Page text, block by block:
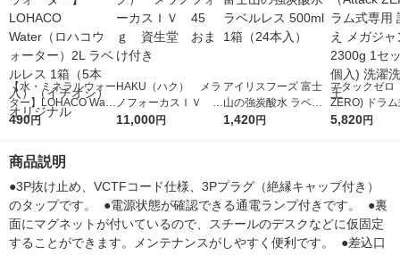
【水・ミネラルウォー
ター】LOHACO Wate
r（ロハコウォータ
シ） オリジナル
490円
HAKU（ハク） メラ
ノフォーカスＩＶ 4
5ｇ 資生堂 おまけ
11,000円
アイリスフーズ 富士
山の強炭酸水 ラベル
レス 500ml 1箱（24
1,420円
アタックゼロ
ZERO) ドラ
詰め替え メガ
5,820円
商品説明
●3P抜け止め、VCTFコード仕様、3Pプラグ（絶縁キャップ付き）
のタップです。  ●電源状態が確認できる通電ランプ付きです。  ●裏
面にマグネットが付いているので、スチールのデスクなどに仮固定
することができます。メンテナンスがしやすく便利です。  ●差込口